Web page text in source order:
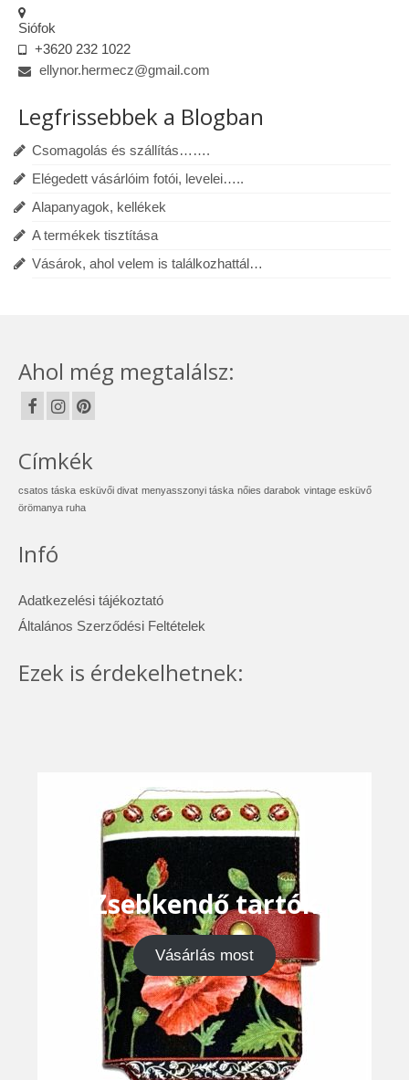
Siófok
+3620 232 1022
ellynor.hermecz@gmail.com
Legfrissebbek a Blogban
Csomagolás és szállítás…….
Elégedett vásárlóim fotói, levelei…..
Alapanyagok, kellékek
A termékek tisztítása
Vásárok, ahol velem is találkozhattál…
Ahol még megtalálsz:
Címkék
csatos táska esküvői divat menyasszonyi táska nőies darabok vintage esküvő
örömanya ruha
Infó
Adatkezelési tájékoztató
Általános Szerződési Feltételek
Ezek is érdekelhetnek:
Zsebkendő tartók
Vásárlás most